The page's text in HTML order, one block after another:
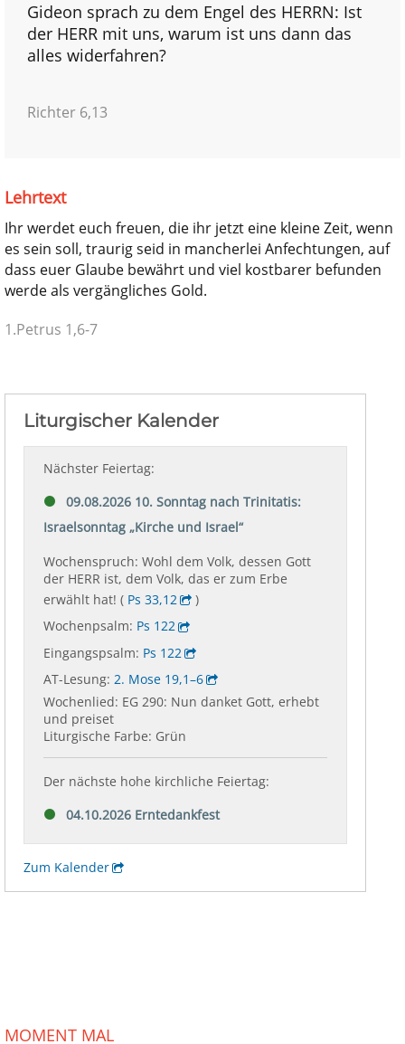
Gideon sprach zu dem Engel des HERRN: Ist
der HERR mit uns, warum ist uns dann das
alles widerfahren?
Richter 6,13
Lehrtext
Ihr werdet euch freuen, die ihr jetzt eine kleine Zeit, wenn
es sein soll, traurig seid in mancherlei Anfechtungen, auf
dass euer Glaube bewährt und viel kostbarer befunden
werde als vergängliches Gold.
1.Petrus 1,6-7
MOMENT MAL